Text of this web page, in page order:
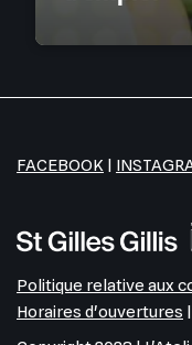
FACEBOOK |
Politique relative aux
Horaires d'ouvertures |